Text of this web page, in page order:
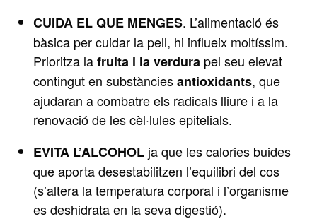
CUIDA EL QUE MENGES. L’alimentació és
bàsica per cuidar la pell, hi influeix moltíssim.
Prioritza lafruita i la verdura pel seu elevat
contingut en substànciesantioxidants, que
ajudaran a combatre els radicals lliure i a la
renovació de les cèl·lules epitelials.
EVITA L’ALCOHOL ja que les calories buides
que aporta desestabilitzen l’equilibri del cos
(s’altera la temperatura corporal i l’organisme
es deshidrata en la seva digestió).